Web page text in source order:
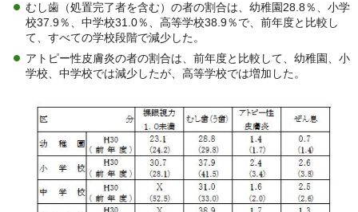
むし歯（処置完了者を含む）の者の割合は、幼稚園28.8％、小学
校37.9％、中学校31.0％、高等学校38.9％で、前年度と比較し
て、すべての学校段階で減少した。
アトピー性皮膚炎の者の割合は、前年度と比較して、幼稚園、小
学校、中学校では減少したが、高等学校では増加した。